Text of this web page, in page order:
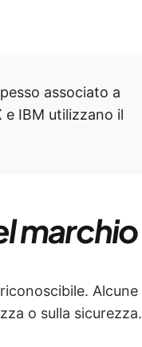
associato a
IBM utilizzano il
marchio
Alcune
o sulla sicurezza.